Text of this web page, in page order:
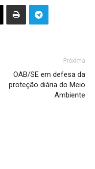
Próxima
OAB/SE em defesa da
proteção diária do Meio
Ambiente